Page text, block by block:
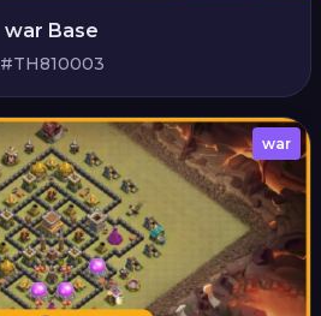
war Base
#TH810003
war